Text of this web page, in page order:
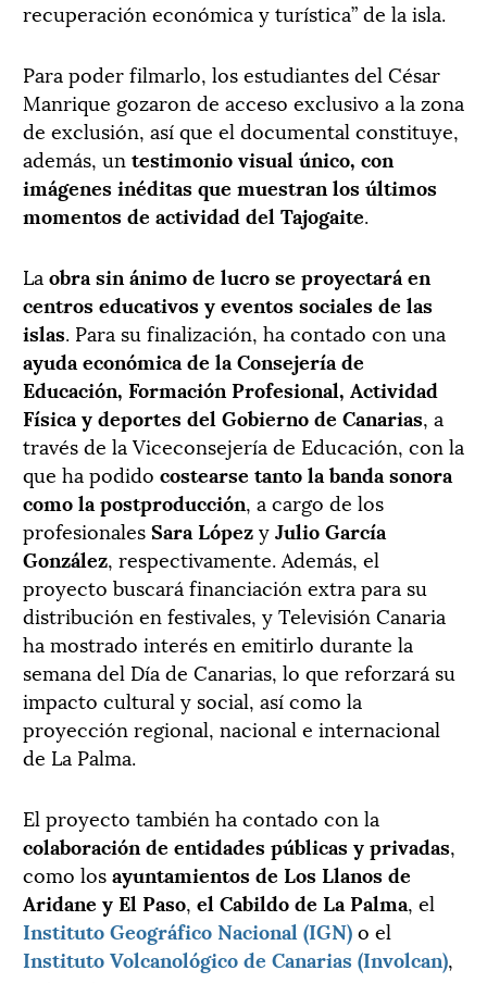
recuperación económica y turística” de la isla.
Para poder filmarlo, los estudiantes del César
Manrique gozaron de acceso exclusivo a la zona
de exclusión, así que el documental constituye,
además, un testimonio visual único, con
imágenes inéditas que muestran los últimos
momentos de actividad del Tajogaite.
La obra sin ánimo de lucro se proyectará en
centros educativos y eventos sociales de las
islas. Para su finalización, ha contado con una
ayuda económica de la Consejería de
Educación, Formación Profesional, Actividad
Física y deportes del Gobierno de Canarias, a
través de la Viceconsejería de Educación, con la
que ha podido costearse tanto la banda sonora
como la postproducción, a cargo de los
profesionalesSara LópezyJulioGarcía
González, respectivamente. Además, el
proyecto buscará financiación extra para su
distribución en festivales, y Televisión Canaria
ha mostrado interés en emitirlo durante la
semana del Día de Canarias, lo que reforzará su
impacto cultural y social, así como la
proyección regional, nacional e internacional
de La Palma.
El proyecto también ha contado con la
colaboración de entidades públicas y privadas,
como losayuntamientos de Los Llanos de
Aridane y El Paso, el Cabildo de La Palma, el
Instituto Geográfico Nacional (IGN)o el
Instituto Volcanológico de Canarias (Involcan),